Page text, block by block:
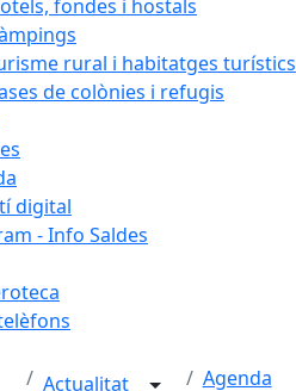
fondes i hostals
rural i habitatges turístics
de colònies i refugis
digital
- Info Saldes
Actualitat Agenda